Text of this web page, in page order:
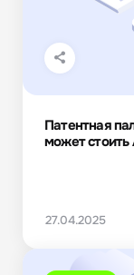
Патентная
может стоить
27.04.2025